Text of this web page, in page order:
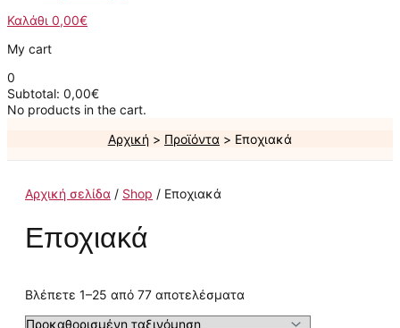
Καλάθι 0,00€
My cart
0
Subtotal: 0,00€
No products in the cart.
Αρχική
Προϊόντα Εποχιακά
Αρχική σελίδα / Shop / Εποχιακά
Εποχιακά
Βλέπετε 1–25 από 77 αποτελέσματα